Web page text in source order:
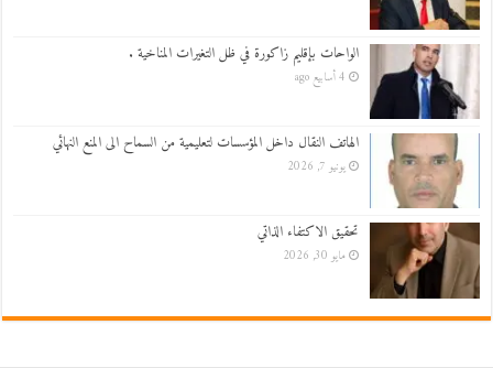
الواحات بإقليم زاكورة في ظل التغيرات المناخية .
4 أسابيع ago
الهاتف النقال داخل المؤسسات لتعليمية من السماح الى المنع النهائي
يونيو 7, 2026
تحقيق الاكتفاء الذاتي
مايو 30, 2026